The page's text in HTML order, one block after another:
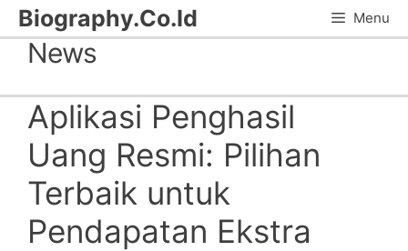
Skip
to
content
Biography.Co.Id Menu
News
Aplikasi Penghasil
Uang Resmi: Pilihan
Terbaik untuk
Pendapatan Ekstra